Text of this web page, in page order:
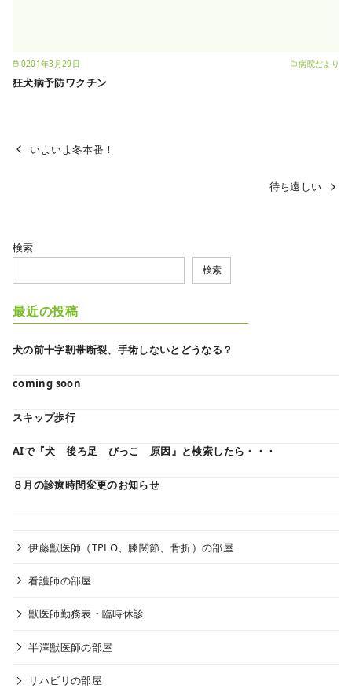
0201年3月29日 病院だより
狂犬病予防ワクチン
いよいよ冬本番！
待ち遠しい
検索
検索
最近の投稿
犬の前十字靭帯断裂、手術しないとどうなる？
coming soon
スキップ歩行
AIで『犬 後ろ足 びっこ 原因』と検索したら・・・
８月の診療時間変更のお知らせ
伊藤獣医師（TPLO、膝関節、骨折）の部屋
看護師の部屋
獣医師勤務表・臨時休診
半澤獣医師の部屋
リハビリの部屋